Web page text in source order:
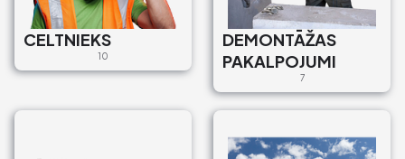
CELTNIEKS
10
DEMONTĀŽAS
PAKALPOJUMI
7